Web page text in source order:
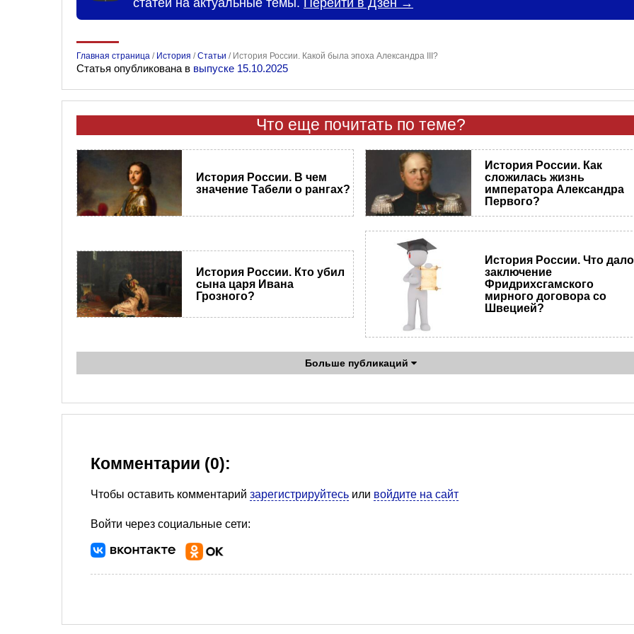
статей на актуальные темы. Перейти в Дзен →
Главная страница / История /Статьи / История России. Какой была эпоха Александра III?
Статья опубликована в выпуске 15.10.2025
Что еще почитать по теме?
История России. В чем
значение Табели о рангах?
История России. Как
сложилась жизнь
императора Александра
Первого?
История России. Кто убил
сына царя Ивана
Грозного?
История России. Что дало
заключение
Фридрихсгамского
мирного договора со
Швецией?
Больше публикаций
Комментарии (0):
Чтобы оставить комментарий зарегистрируйтесь или войдите на сайт
Войти через социальные сети: